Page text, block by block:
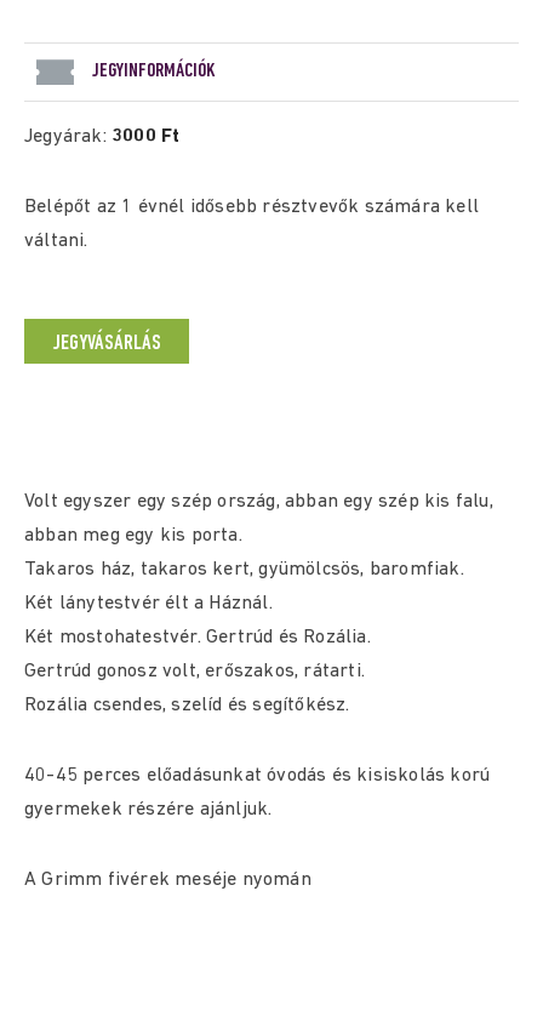
JEGYINFORMÁCIÓK
Jegyárak: 3000 Ft
Belépőt az 1 évnél idősebb résztvevők számára kell
váltani.
JEGYVÁSÁRLÁS
Volt egyszer egy szép ország, abban egy szép kis falu,
abban meg egy kis porta.
Takaros ház, takaros kert, gyümölcsös, baromfiak.
Két lánytestvér élt a Háznál.
Két mostohatestvér. Gertrúd és Rozália.
Gertrúd gonosz volt, erőszakos, rátarti.
Rozália csendes, szelíd és segítőkész.
40-45 perces előadásunkat óvodás és kisiskolás korú
gyermekek részére ajánljuk.
A Grimm fivérek meséje nyomán